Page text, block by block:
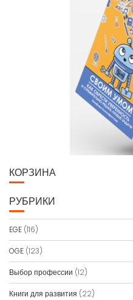
КОРЗИНА
РУБРИКИ
EGE (116)
OGE (123)
Выбор профессии (12)
Книги для развития (22)